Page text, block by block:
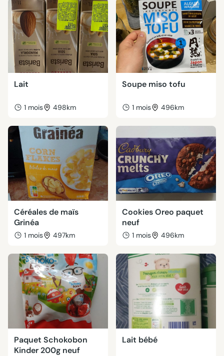
Lait
1 mois 498km
Soupe miso tofu
1 mois 496km
Céréales de maïs
Grinéa
1 mois 497km
Cookies Oreo paquet
neuf
1 mois 496km
Paquet Schokobon
Kinder 200g neuf
Lait bébé